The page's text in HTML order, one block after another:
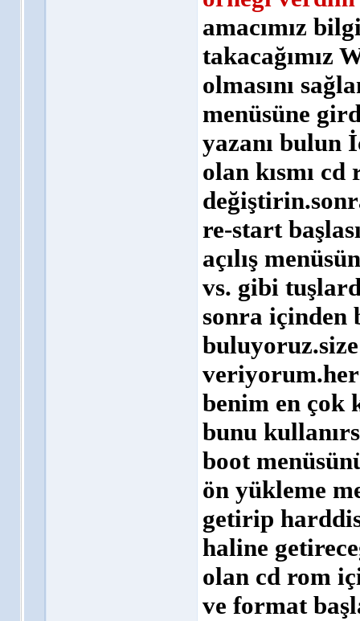
amacımız
takacağımız
olmasını
menüsüne
yazanı bulun
olan kısmı
re-start
açılış
vs. gibi
sonra içinden
benim en çok
bunu
boot
ön yükleme
getirip
haline
olan cd rom
ve format